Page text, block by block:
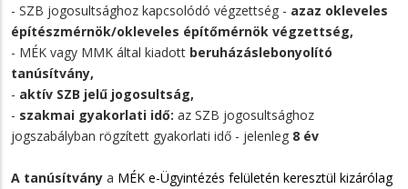
- SZB jogosultsághoz kapcsolódó végzettség - azaz okleveles
építészmérnök/okleveles építőmérnök végzettség,
- MÉK vagy MMK által kiadott beruházáslebonyolító
tanúsítvány,
- aktív SZB jelű jogosultság,
- szakmai gyakorlati idő: az SZB jogosultsághoz
jogszabályban rögzített gyakorlati idő - jelenleg 8 év
A tanúsítvány a MÉK e-Ügyintézés felületén keresztül kizárólag